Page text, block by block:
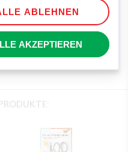
ABLEHNEN
AKZEPTIEREN